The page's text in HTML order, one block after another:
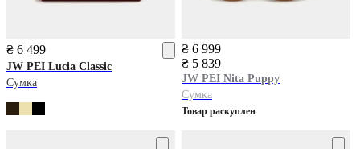
₴ 6 499
JW PEI Lucia Classic
Сумка
₴ 6 999
₴ 5 839
JW PEI Nita Puppy
Сумка
Товар раскуплен